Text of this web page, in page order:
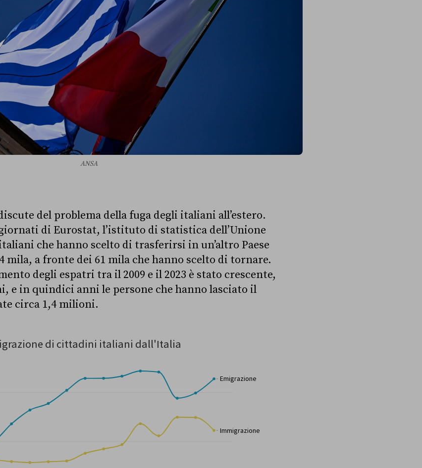
ANSA
del problema della fuga degli italiani all’estero.
di Eurostat, l’istituto di statistica dell’Unione
che hanno scelto di trasferirsi in un’altro Paese
mila, a fronte dei 61 mila che hanno scelto di tornare.
degli espatri tra il 2009 e il 2023 è stato crescente,
e in quindici anni le persone che hanno lasciato il
circa 1,4 milioni.